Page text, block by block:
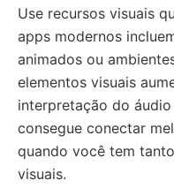
Use recursos visuais
apps modernos
animados ou
elementos visuais
interpretação do
consegue conectar
quando você tem
visuais.